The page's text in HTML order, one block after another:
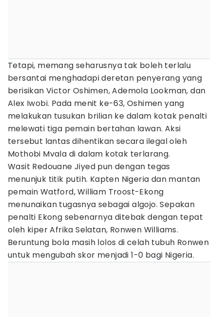
Tetapi, memang seharusnya tak boleh terlalu
bersantai menghadapi deretan penyerang yang
berisikan Victor Oshimen, Ademola Lookman, dan
Alex Iwobi. Pada menit ke-63, Oshimen yang
melakukan tusukan brilian ke dalam kotak penalti
melewati tiga pemain bertahan lawan. Aksi
tersebut lantas dihentikan secara ilegal oleh
Mothobi Mvala di dalam kotak terlarang.
Wasit Redouane Jiyed pun dengan tegas
menunjuk titik putih. Kapten Nigeria dan mantan
pemain Watford, William Troost-Ekong
menunaikan tugasnya sebagai algojo. Sepakan
penalti Ekong sebenarnya ditebak dengan tepat
oleh kiper Afrika Selatan, Ronwen Williams.
Beruntung bola masih lolos di celah tubuh Ronwen
untuk mengubah skor menjadi 1-0 bagi Nigeria.